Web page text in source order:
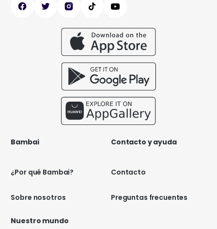
Bambai
¿Por qué Bambai?
Sobre nosotros
Contacto y ayuda
Contacto
Preguntas frecuentes
Nuestro mundo